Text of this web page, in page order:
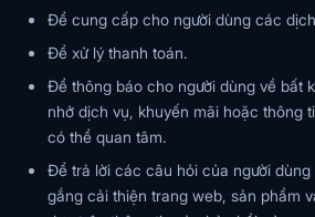
Để cung cấp cho người dùng các
Để xử lý thanh toán.
Để thông báo cho người dùng về bất
nhở dịch vụ, khuyến mãi hoặc thông
có thể quan tâm.
Để trả lời các câu hỏi của người
gắng cải thiện trang web, sản phẩm